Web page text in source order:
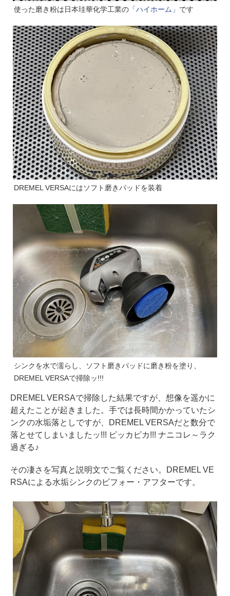
使った磨き粉は日本珪華化学工業の「ハイホーム」 です
DREMEL VERSAにはソフト磨きパッドを装着
シンクを水で濡らし、ソフト磨きパッドに磨き粉を塗り、
DREMEL VERSAで掃除ッ!!!
DREMEL VERSAで掃除した結果ですが、想像を遥かに
超えたことが起きました。手では長時間かかっていたシ
ンクの水垢落としですが、DREMEL VERSAだと数分で
落とせてしまいましたッ!!! ピッカピカ!!! ナニコレ～ラク
過ぎる♪
その凄さを写真と説明文でご覧ください。DREMEL VE
RSAによる水垢シンクのビフォー・アフターです。